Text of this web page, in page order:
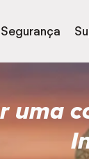
Segurança
uma